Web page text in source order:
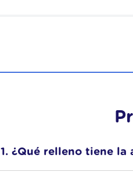
1. ¿Qué relleno tiene la